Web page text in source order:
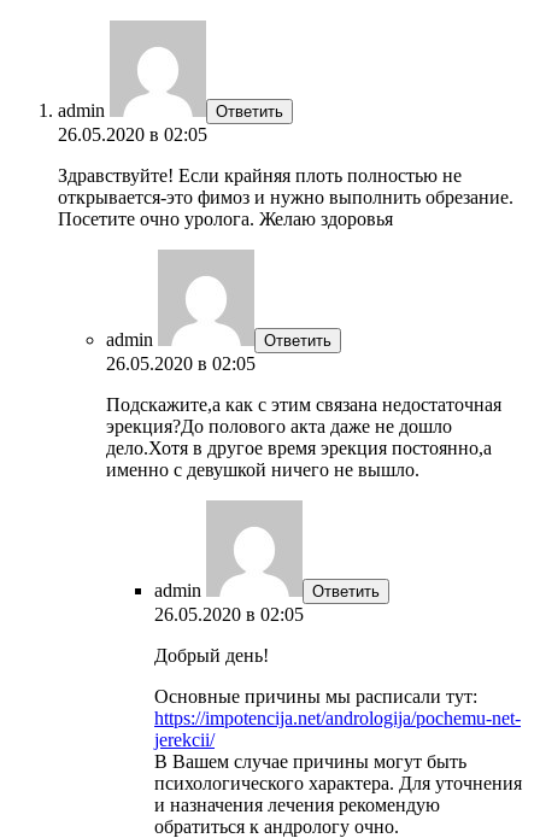
admin Ответить
26.05.2020 в 02:05
Здравствуйте! Если крайняя плоть полностью не
открывается-это фимоз и нужно выполнить обрезание.
Посетите очно уролога. Желаю здоровья
admin Ответить
26.05.2020 в 02:05
Подскажите,а как с этим связана недостаточная
эрекция?До полового акта даже не дошло
дело.Хотя в другое время эрекция постоянно,а
именно с девушкой ничего не вышло.
admin Ответить
26.05.2020 в 02:05
Добрый день!
Основные причины мы расписали тут:
https://impotencija.net/andrologija/pochemu-net-
jerekcii/
В Вашем случае причины могут быть
психологического характера. Для уточнения
и назначения лечения рекомендую
обратиться к андрологу очно.